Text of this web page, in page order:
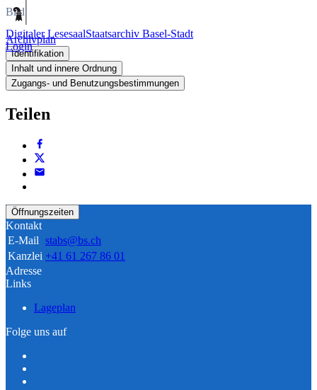
Digitaler LesesaalStaatsarchiv Basel-Stadt
Login
Bild
Archivplan
Identifikation
Inhalt und innere Ordnung
Zugangs- und Benutzungsbestimmungen
Teilen
Öffnungszeiten
Kontakt
E-Mail stabs@bs.ch
Kanzlei +41 61 267 86 01
Adresse
Links
Lageplan
Folge uns auf